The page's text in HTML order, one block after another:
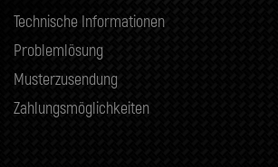
Technische Informationen
Problemlösung
Musterzusendung
Zahlungsmöglichkeiten